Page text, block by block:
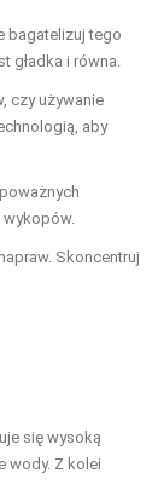
bagatelizuj tego
gładka i równa.
czy używanie
aby
wykopów.
Skoncentruj
się wysoką
wody. Z kolei